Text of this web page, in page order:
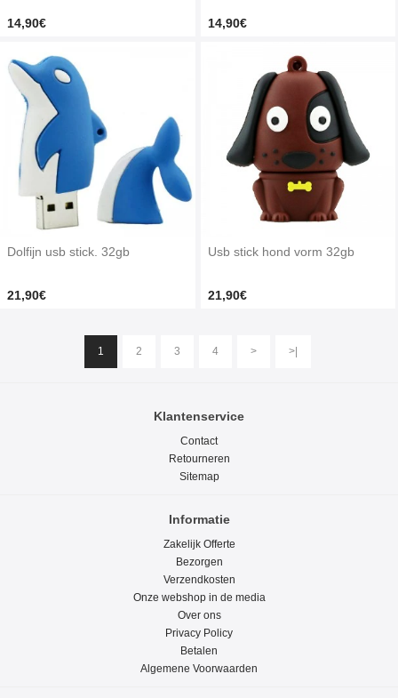
14,90€ 14,90€
Dolfijn usb stick. 32gb
21,90€
Usb stick hond vorm 32gb
21,90€
1 2 3 4 > >|
Klantenservice
Contact
Retourneren
Sitemap
Informatie
Zakelijk Offerte
Bezorgen
Verzendkosten
Onze webshop in de media
Over ons
Privacy Policy
Betalen
Algemene Voorwaarden